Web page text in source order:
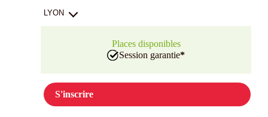
LYON
Places disponibles
Session garantie*
S'inscrire